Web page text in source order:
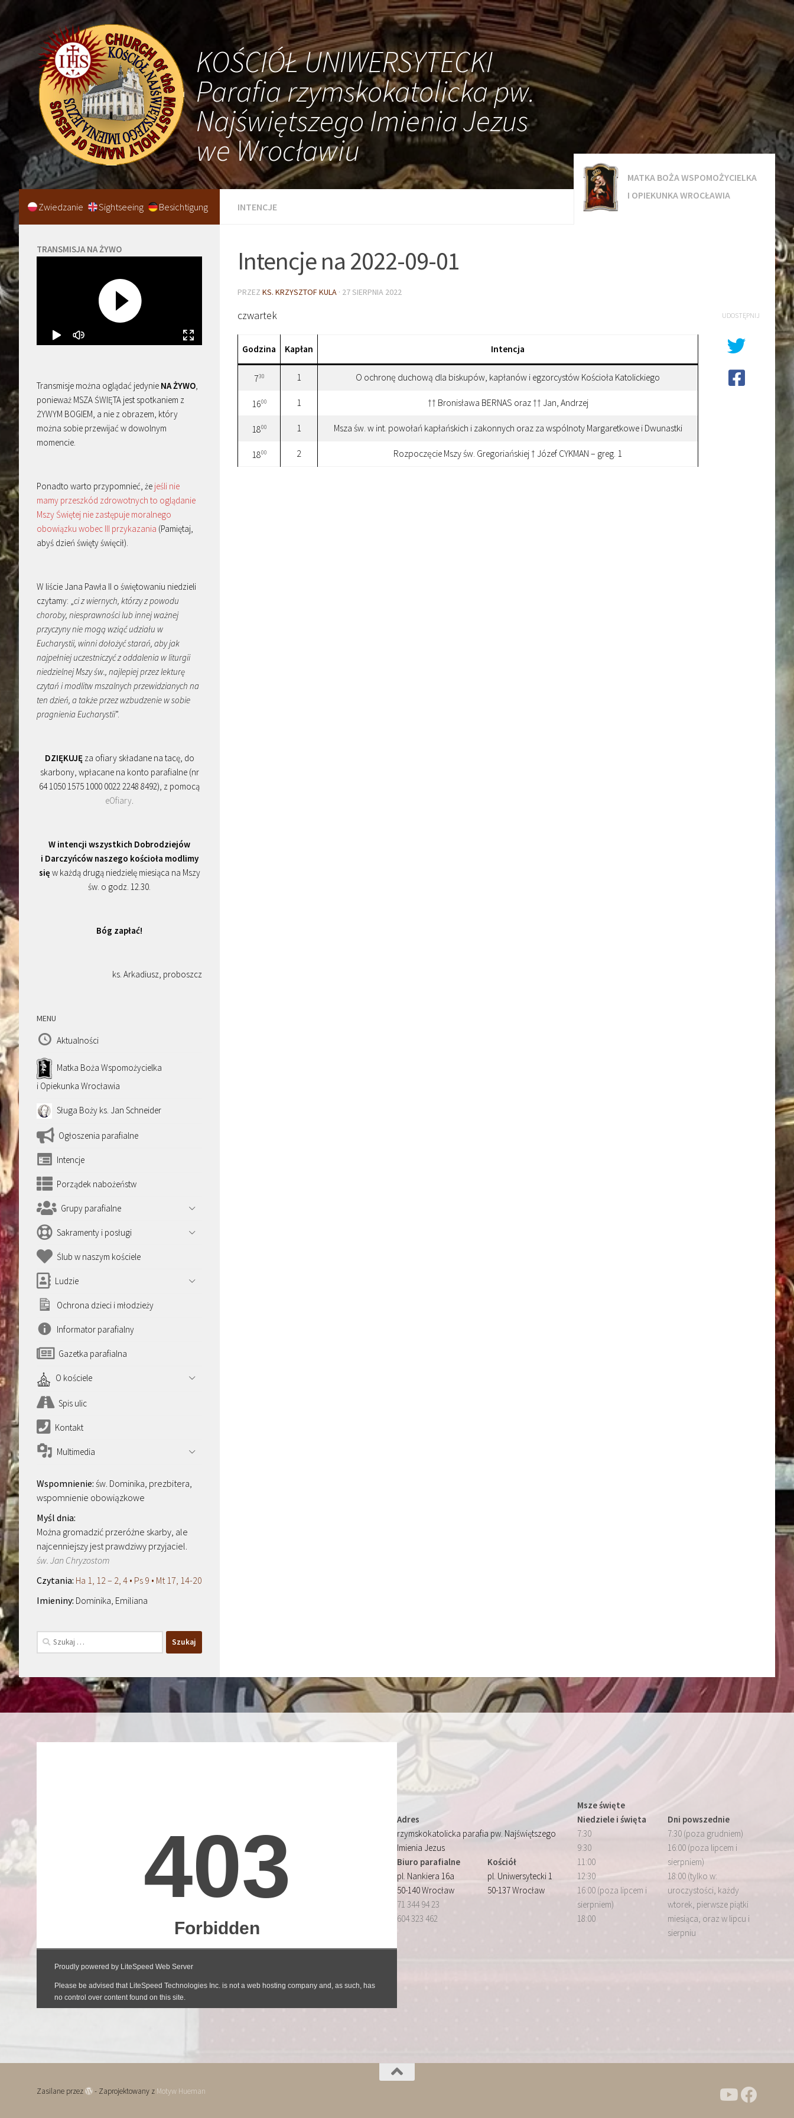
KOŚCIÓŁ UNIWERSYTECKI
Parafia rzymskokatolicka pw.
Najświętszego Imienia Jezus
we Wrocławiu
INTENCJE
MATKA BOŻA WSPOMOŻYCIELKA
I OPIEKUNKA WROCŁAWIA
Intencje na 2022-09-01
PRZEZ KS. KRZYSZTOF KULA · 27 SIERPNIA 2022
czwartek
Godzina Kapłan Intencja
730 1 O ochronę duchową dla biskupów, kapłanów i egzorcystów Kościoła Katolickiego
1600 1 †† Bronisława BERNAS oraz †† Jan, Andrzej
1800 1 Msza św. w int. powołań kapłańskich i zakonnych oraz za wspólnoty Margaretkowe i Dwunastki
1800 2 Rozpoczęcie Mszy św. Gregoriańskiej † Józef CYKMAN – greg. 1
UDOSTĘPNIJ
Zwiedzanie Sightseeing Besichtigung
TRANSMISJA NA ŻYWO
Transmisje można oglądać jedynie NA ŻYWO,
ponieważ MSZA ŚWIĘTA jest spotkaniem z
ŻYWYM BOGIEM, a nie z obrazem, który
można sobie przewijać w dowolnym
momencie.
Ponadto warto przypomnieć, że jeśli nie
mamy przeszkód zdrowotnych to oglądanie
Mszy Świętej nie zastępuje moralnego
obowiązku wobec III przykazania (Pamiętaj,
abyś dzień święty święcił).
W liście Jana Pawła II o świętowaniu niedzieli
czytamy: „ci z wiernych, którzy z powodu
choroby, niesprawności lub innej ważnej
przyczyny nie mogą wziąć udziału w
Eucharystii, winni dołożyć starań, aby jak
najpełniej uczestniczyć z oddalenia w liturgii
niedzielnej Mszy św., najlepiej przez lekturę
czytań i modlitw mszalnych przewidzianych na
ten dzień, a także przez wzbudzenie w sobie
pragnienia Eucharystii”.
DZIĘKUJĘza ofiary składane na tacę, do
skarbony, wpłacane na konto parafialne (nr
64 1050 1575 1000 0022 2248 8492), z pomocą
eOfiary.
W intencji wszystkich Dobrodziejów
i Darczyńców naszego kościoła modlimy
się w każdą drugą niedzielę miesiąca na Mszy
św. o godz. 12.30.
Bóg zapłać!
ks. Arkadiusz, proboszcz
MENU
Aktualności
Matka Boża Wspomożycielka
i Opiekunka Wrocławia
Sługa Boży ks. Jan Schneider
Ogłoszenia parafialne
Intencje
Porządek nabożeństw
Grupy parafialne
Sakramenty i posługi
Ślub w naszym kościele
Ludzie
Ochrona dzieci i młodzieży
Informator parafialny
Gazetka parafialna
O kościele
Spis ulic
Kontakt
Multimedia
św. Dominika, prezbitera,
wspomnienie obowiązkowe
Można gromadzić przeróżne skarby, ale
najcenniejszy jest prawdziwy przyjaciel.
św. Jan Chryzostom
Ha 1, 12 – 2, 4 • Ps 9 • Mt 17, 14-20
Dominika, Emiliana
Szukaj:
Adres
rzymskokatolicka parafia pw. Najświętszego
Imienia Jezus
Biuro parafialne
pl. Nankiera 16a
50-140 Wrocław
71 344 94 23
604 323 462
Kościół
pl. Uniwersytecki 1
50-137 Wrocław
Msze święte
Niedziele i święta
7:30
9:30
11:00
12:30
16:00 (poza lipcem i
sierpniem)
18:00
Dni powszednie
7:30 (poza grudniem)
16:00 (poza lipcem i
sierpniem)
18:00 (tylko w:
uroczystości, każdy
wtorek, pierwsze piątki
miesiąca, oraz w lipcu i
sierpniu
Zasilane przez - Zaprojektowany z Motyw Hueman